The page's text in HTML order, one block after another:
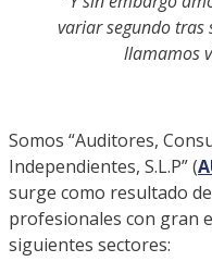
variar segundo tras
llamamos
Somos “Auditores,
Independientes, S.L.P” (
surge como resultado
profesionales con gran
siguientes sectores: